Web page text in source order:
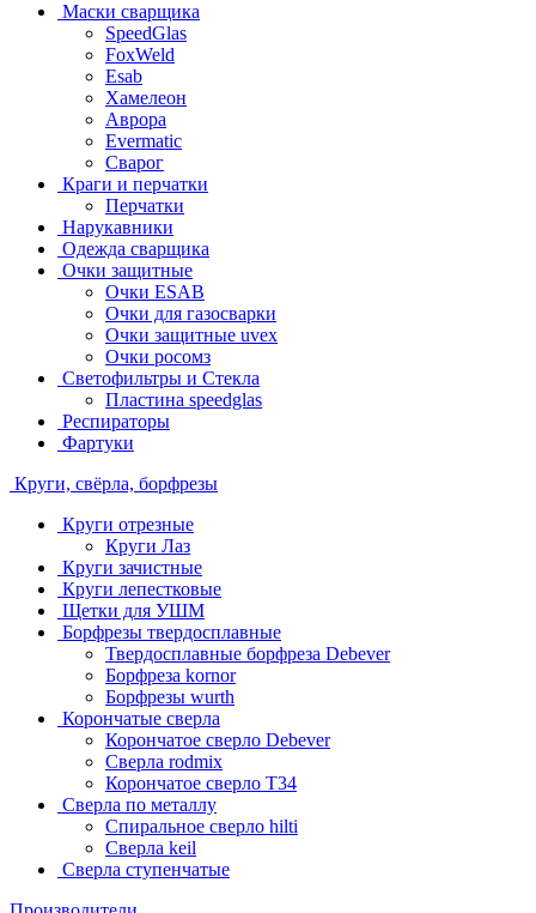
Маски сварщика
SpeedGlas
FoxWeld
Esab
Хамелеон
Аврора
Evermatic
Сварог
Краги и перчатки
Перчатки
Нарукавники
Одежда сварщика
Очки защитные
Очки ESAB
Очки для газосварки
Очки защитные uvex
Очки росомз
Светофильтры и Стекла
Пластина speedglas
Респираторы
Фартуки
Круги, свёрла, борфрезы
Круги отрезные
Круги Лаз
Круги зачистные
Круги лепестковые
Щетки для УШМ
Борфрезы твердосплавные
Твердосплавные борфреза Debever
Борфреза kornor
Борфрезы wurth
Корончатые сверла
Корончатое сверло Debever
Сверла rodmix
Корончатое сверло T34
Сверла по металлу
Спиральное сверло hilti
Сверла keil
Сверла ступенчатые